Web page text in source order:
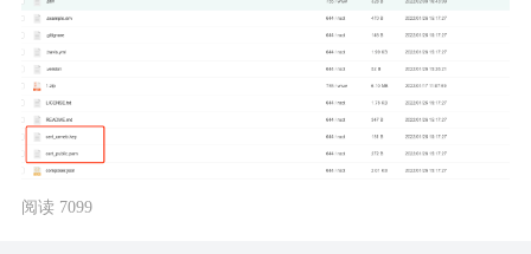
阅读 7099